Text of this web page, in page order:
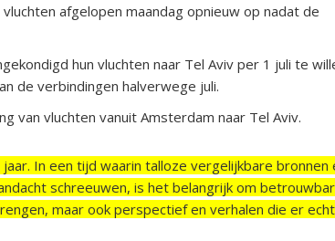
afgelopen maandag opnieuw op nadat de
hun vluchten naar Tel Aviv per 1 juli te
de verbindingen halverwege juli.
van vluchten vanuit Amsterdam naar Tel Aviv.
In een tijd waarin talloze vergelijkbare bronnen
schreeuwen, is het belangrijk om
maar ook perspectief en verhalen die er